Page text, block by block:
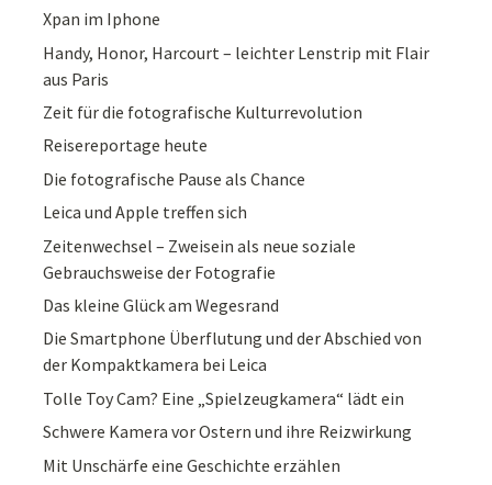
Xpan im Iphone
Handy, Honor, Harcourt – leichter Lenstrip mit Flair
aus Paris
Zeit für die fotografische Kulturrevolution
Reisereportage heute
Die fotografische Pause als Chance
Leica und Apple treffen sich
Zeitenwechsel – Zweisein als neue soziale
Gebrauchsweise der Fotografie
Das kleine Glück am Wegesrand
Die Smartphone Überflutung und der Abschied von
der Kompaktkamera bei Leica
Tolle Toy Cam? Eine „Spielzeugkamera“ lädt ein
Schwere Kamera vor Ostern und ihre Reizwirkung
Mit Unschärfe eine Geschichte erzählen